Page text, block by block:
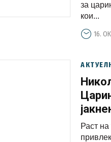
за
кои...
16.
Раст